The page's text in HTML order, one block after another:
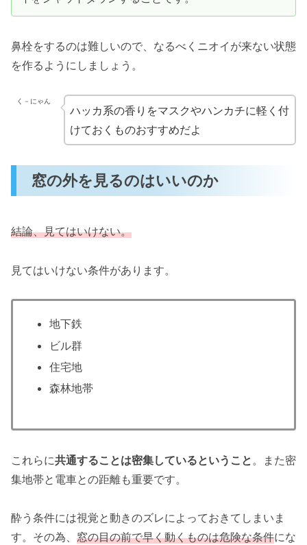
鼻栓をするのは難しいので、なるべくニオイが来ない状態
を作るようにしましょう。
く－にゃん
ハッカ系の香りをマスクやハンカチに軽く付
けておくものおすすめだよ
窓の外を見るのはいいのか
結論、見てはいけない。
見てはいけない条件があります。
地下鉄
ビル群
住宅地
森林地帯
これらに共通することは密集しているということ 。また密
集地帯と電車との距離も重要です。
酔う条件には視覚と動きのズレによっておきてしまいま
す。その為、 窓の目の前で早く動くものは危険な条件にな